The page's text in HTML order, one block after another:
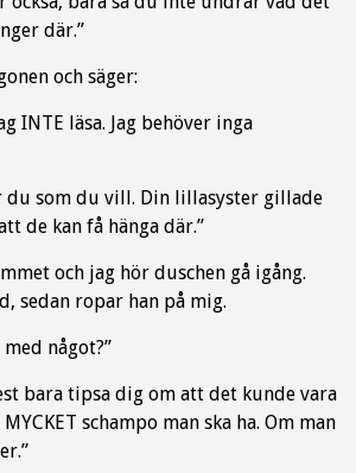
där.”
och säger:
INTE läsa. Jag behöver inga
du som du vill. Din lillasyster gillade
de kan få hänga där.”
och jag hör duschen gå igång.
sedan ropar han på mig.
något?”
bara tipsa dig om att det kunde vara
schampo man ska ha. Om man